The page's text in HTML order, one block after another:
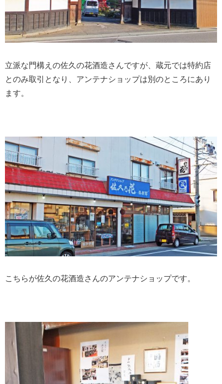
立派な門構えの佐久の花酒造さんですが、蔵元では特約店
とのみ取引となり、アンテナショップは別のところにあり
ます。
こちらが佐久の花酒造さんのアンテナショップです。